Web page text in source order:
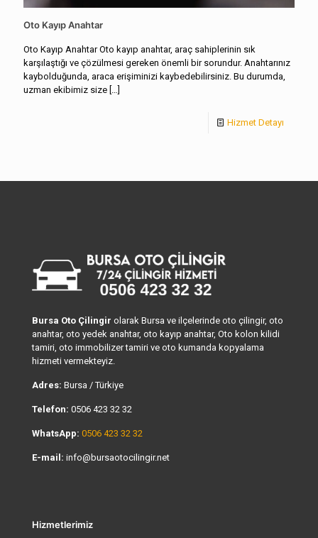
Oto Kayıp Anahtar
Oto Kayıp Anahtar Oto kayıp anahtar, araç sahiplerinin sık
karşılaştığı ve çözülmesi gereken önemli bir sorundur. Anahtarınız
kaybolduğunda, araca erişiminizi kaybedebilirsiniz. Bu durumda,
uzman ekibimiz size […]
Hizmet Detayı
Bursa Oto Çilingir olarak Bursa ve ilçelerinde oto çilingir, oto
anahtar, oto yedek anahtar, oto kayıp anahtar, Oto kolon kilidi
tamiri, oto immobilizer tamiri ve oto kumanda kopyalama
hizmeti vermekteyiz.
Adres: Bursa / Türkiye
Telefon: 0506 423 32 32
WhatsApp: 0506 423 32 32
E-mail: info@bursaotocilingir.net
Hizmetlerimiz